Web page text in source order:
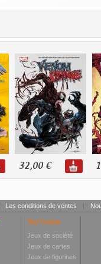
32,00 €
Les conditions de ventes |
Toy Center
Jeux de société
Jeux de cartes
Jeux de figurines